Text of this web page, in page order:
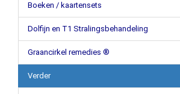
Boeken / kaartensets
Dolfijn en T1 Stralingsbehandeling
Graancirkel remedies ®
Verder